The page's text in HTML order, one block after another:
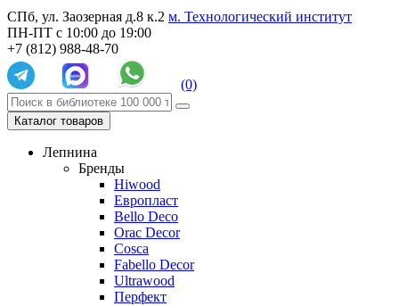
СПб, ул. Заозерная д.8 к.2 м. Технологический институт
ПН-ПТ с 10:00 до 19:00
+7 (812) 988-48-70
(0)
Каталог товаров
Лепнина
Бренды
Hiwood
Европласт
Bello Deco
Orac Decor
Cosca
Fabello Decor
Ultrawood
Перфект